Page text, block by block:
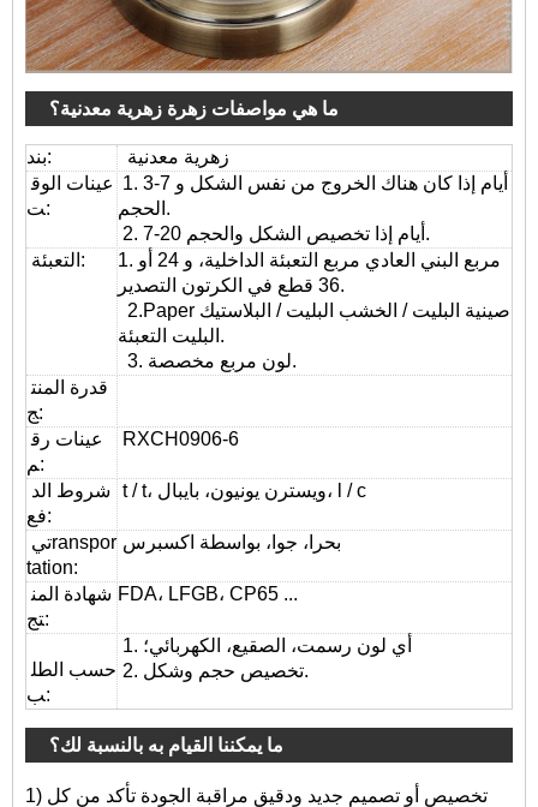
ما هي مواصفات زهرة زهرية معدنية؟
بند:
زهرية معدنية
ت:
1. 3-7 أيام إذا كان هناك الخروج من نفس الشكل و
الحجم.
2. 7-20 أيام إذا تخصيص الشكل والحجم.
التعبئة:
1. مربع البني العادي مربع التعبئة الداخلية، و 24 أو
36 قطع في الكرتون التصدير.
2.Paper صينية البليت / الخشب البليت / البلاستيك
البليت التعبئة.
3. لون مربع مخصصة.
ج:
م:
RXCH0906-6
فع:
t / t، ويسترن يونيون، بايبال، l / c
تيranspor
tation:
بحرا، جوا، بواسطة اكسبرس
تج:
FDA، LFGB، CP65 ...
ب:
1. أي لون رسمت، الصقيع، الكهربائي؛
2. تخصيص حجم وشكل.
ما يمكننا القيام به بالنسبة لك؟
1) تخصيص أو تصميم جديد ودقيق مراقبة الجودة تأكد من كل